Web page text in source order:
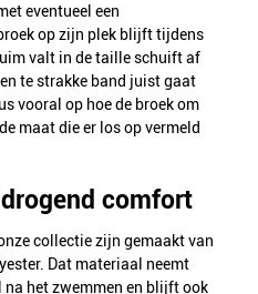
eventueel een
op zijn plek blijft tijdens
valt in de taille schuift af
te strakke band juist gaat
vooral op hoe de broek om
maat die er los op vermeld
comfort
collectie zijn gemaakt van
Dat materiaal neemt
het zwemmen en blijft ook